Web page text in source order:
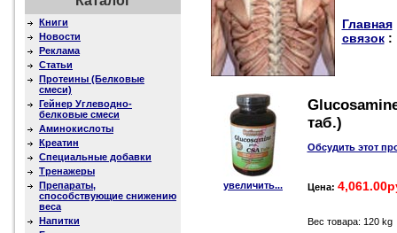
Книги
Новости
Реклама
Статьи
Протеины (Белковые
смеси)
Гейнер Углеводно-
белковые смеси
Аминокислоты
Креатин
Специальные добавки
Тренажеры
Препараты,
способствующие снижению
веса
Напитки
Главная
связок:
увеличить...
таб.)
Обсудить этот
Цена:
Вес товара: 120 kg